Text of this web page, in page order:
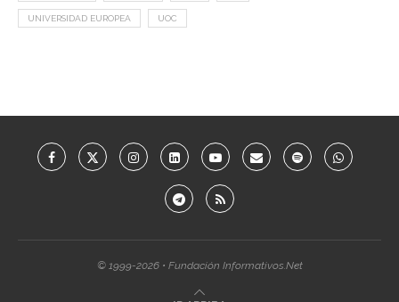
UNIVERSIDAD EUROPEA UOC
© 1999-2026 • Fundación Informativos.Net